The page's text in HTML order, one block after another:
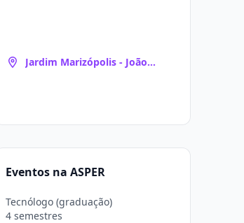
Jardim Marizópolis - João
Eventos na ASPER
Tecnólogo (graduação)
4 semestres